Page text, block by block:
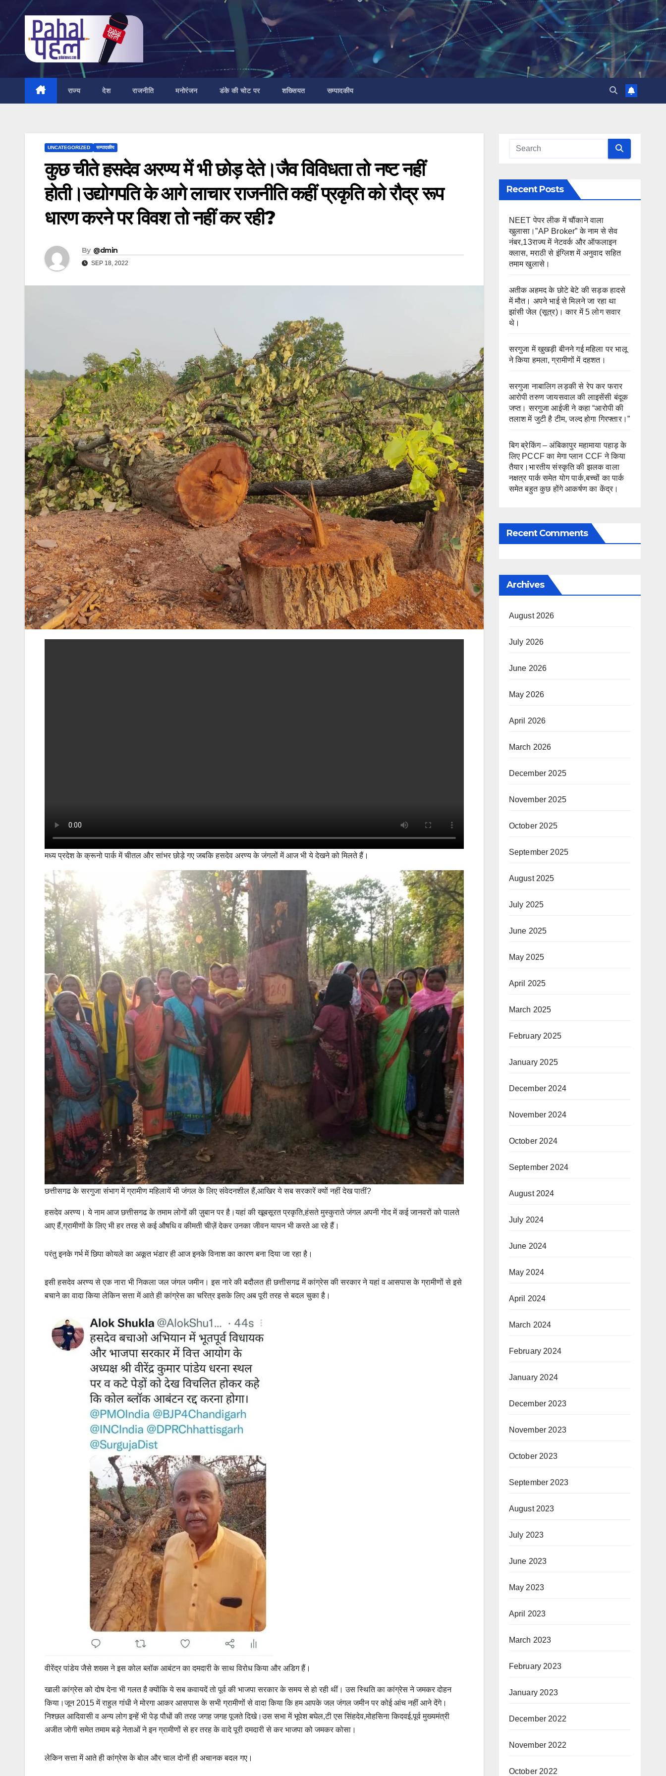
content
राज्य देश राजनीति मनोरंजन डंके की चोट पर शख्सियत सम्पादकीय
UNCATEGORIZED सम्पादकीय
कुछ चीते हसदेव अरण्य में भी छोड़ देते।जैव विविधता तो नष्ट नहीं
होती।उद्योगपति के आगे लाचार राजनीति कहीं प्रकृति को रौद्र रूप
धारण करने पर विवश तो नहीं कर रही?
By @dmin
SEP 18, 2022
मध्य प्रदेश के क्रूनो पार्क में चीतल और सांभर छोड़े गए जबकि हसदेव अरण्य के जंगलों में आज भी ये देखने को मिलते हैं।
छत्तीसगढ के सरगुजा संभाग में ग्रामीण महिलायें भी जंगल के लिए संवेदनशील हैं,आखिर ये सब सरकारें क्यों नहीं देख पातीं?
हसदेव अरण्य। ये नाम आज छत्तीसगढ के तमाम लोगों की ज़ुबान पर है।यहां की खूबसूरत प्रकृति,हंसते मुस्कुराते जंगल अपनी गोद में कई जानवरों को पालते
आए हैं,ग्रामीणों के लिए भी हर तरह से कई औषधि व कीमती चीज़ें देकर उनका जीवन यापन भी करते आ रहे हैं।
परंतु इनके गर्भ में छिपा कोयले का अकूत भंडार ही आज इनके विनाश का कारण बना दिया जा रहा है।
इसी हसदेव अरण्य से एक नारा भी निकला जल जंगल जमीन। इस नारे की बदौलत ही छत्तीसगढ में कांग्रेस की सरकार ने यहां व आसपास के ग्रामीणों से इसे
बचाने का वादा किया लेकिन सत्ता में आते ही कांग्रेस का चरित्र इसके लिए अब पूरी तरह से बदल चुका है।
वीरेंद्र पांडेय जैसे शख्स ने इस कोल ब्लॉक आबंटन का दमदारी के साथ विरोध किया और अडिग हैं।
खाली कांग्रेस को दोष देना भी गलत है क्योंकि ये सब कवायदें तो पूर्व की भाजपा सरकार के समय से हो रही थीं। उस स्थिति का कांग्रेस ने जमकर दोहन
किया।जून 2015 में राहुल गांधी ने मोरगा आकर आसपास के सभी ग्रामीणों से वादा किया कि हम आपके जल जंगल जमीन पर कोई आंच नहीं आने देंगे।
निश्छल आदिवासी व अन्य लोग इन्हें भी पेड़ पौधों की तरह जगह जगह पूजते दिखे।उस सभा में भूपेश बघेल,टी एस सिंहदेव,मोहसिना किदवई,पूर्व मुख्यमंत्री
अजीत जोगी समेत तमाम बड़े नेताओं ने इन ग्रामीणों से हर तरह के वादे पूरी दमदारी से कर भाजपा को जमकर कोसा।
लेकिन सत्ता में आते ही कांग्रेस के बोल और चाल दोनों ही अचानक बदल गए।
Recent Posts
NEET पेपर लीक में चौंकाने वाला
खुलासा।”AP Broker” के नाम से सेव
नंबर,13राज्य में नेटवर्क और ऑफलाइन
क्लास, मराठी से इंग्लिश में अनुवाद सहित
तमाम खुलासे।
अतीक अहमद के छोटे बेटे की सड़क हादसे
में मौत। अपने भाई से मिलने जा रहा था
झांसी जेल (सूत्र)। कार में 5 लोग सवार
थे।
सरगुजा में खुखड़ी बीनने गई महिला पर भालू
ने किया हमला, ग्रामीणों में दहशत।
सरगुजा नाबालिग लड़की से रेप कर फरार
आरोपी तरुण जायसवाल की लाइसेंसी बंदूक
जप्त। सरगुजा आईजी ने कहा “आरोपी की
तलाश में जुटी है टीम, जल्द होगा गिरफ्तार।”
बिग ब्रेकिंग – अंबिकापुर महामाया पहाड़ के
लिए PCCF का मेगा प्लान CCF ने किया
तैयार।भारतीय संस्कृति की झलक वाला
नक्षत्र पार्क समेत योग पार्क,बच्चों का पार्क
समेत बहुत कुछ होंगे आकर्षण का केंद्र।
Recent Comments
Archives
August 2026
July 2026
June 2026
May 2026
April 2026
March 2026
December 2025
November 2025
October 2025
September 2025
August 2025
July 2025
June 2025
May 2025
April 2025
March 2025
February 2025
January 2025
December 2024
November 2024
October 2024
September 2024
August 2024
July 2024
June 2024
May 2024
April 2024
March 2024
February 2024
January 2024
December 2023
November 2023
October 2023
September 2023
August 2023
July 2023
June 2023
May 2023
April 2023
March 2023
February 2023
January 2023
December 2022
November 2022
October 2022